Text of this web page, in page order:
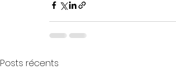
Posts récents